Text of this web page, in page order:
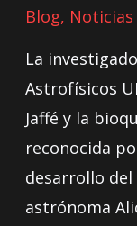
Blog, Noticias
La
Astrofísicos
Jaffé y la
reconocida
desarrollo del
astrónoma